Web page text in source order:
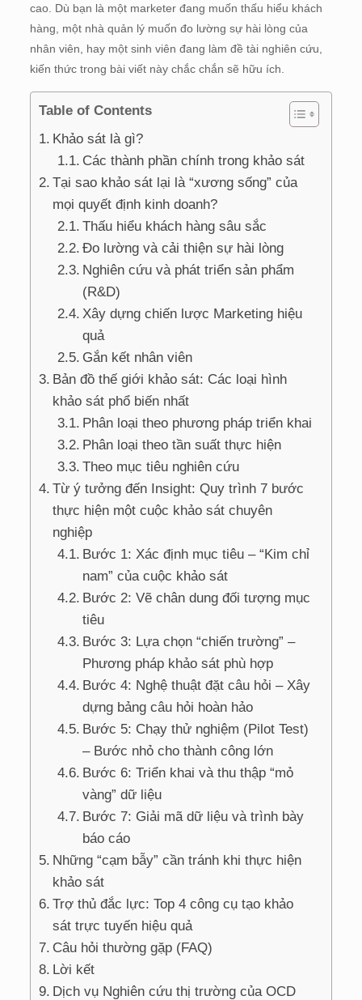
cao. Dù bạn là một marketer đang muốn thấu hiểu khách
hàng, một nhà quản lý muốn đo lường sự hài lòng của
nhân viên, hay một sinh viên đang làm đề tài nghiên cứu,
kiến thức trong bài viết này chắc chắn sẽ hữu ích.
Table of Contents
Khảo sát là gì?
Các thành phần chính trong khảo sát
Tại sao khảo sát lại là “xương sống” của
mọi quyết định kinh doanh?
Thấu hiểu khách hàng sâu sắc
Đo lường và cải thiện sự hài lòng
Nghiên cứu và phát triển sản phẩm
(R&D)
Xây dựng chiến lược Marketing hiệu
quả
Gắn kết nhân viên
Bản đồ thế giới khảo sát: Các loại hình
khảo sát phổ biến nhất
Phân loại theo phương pháp triển khai
Phân loại theo tần suất thực hiện
Theo mục tiêu nghiên cứu
Từ ý tưởng đến Insight: Quy trình 7 bước
thực hiện một cuộc khảo sát chuyên
nghiệp
Bước 1: Xác định mục tiêu – “Kim chỉ
nam” của cuộc khảo sát
Bước 2: Vẽ chân dung đối tượng mục
tiêu
Bước 3: Lựa chọn “chiến trường” –
Phương pháp khảo sát phù hợp
Bước 4: Nghệ thuật đặt câu hỏi – Xây
dựng bảng câu hỏi hoàn hảo
Bước 5: Chạy thử nghiệm (Pilot Test)
– Bước nhỏ cho thành công lớn
Bước 6: Triển khai và thu thập “mỏ
vàng” dữ liệu
Bước 7: Giải mã dữ liệu và trình bày
báo cáo
Những “cạm bẫy” cần tránh khi thực hiện
khảo sát
Trợ thủ đắc lực: Top 4 công cụ tạo khảo
sát trực tuyến hiệu quả
Câu hỏi thường gặp (FAQ)
Lời kết
Dịch vụ Nghiên cứu thị trường của OCD